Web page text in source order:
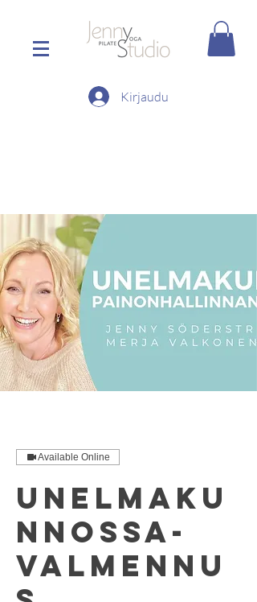
Kirjaudu
Available Online
Unelmaku
nnossa-
valmennu